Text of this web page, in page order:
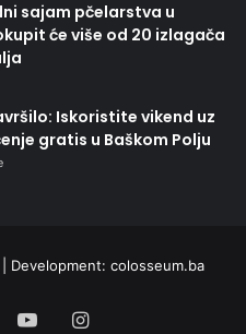
sajam pčelarstva u
će više od 20 izlagača
Iskoristite vikend uz
gratis u Baškom Polju
Development: colosseum.ba
YouTubeInstagram